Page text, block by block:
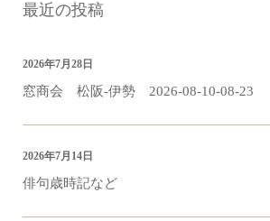
最近の投稿
窓商会 松阪-伊勢 2026-08-10-08-23
2026年7月28日
俳句歳時記など
2026年7月14日